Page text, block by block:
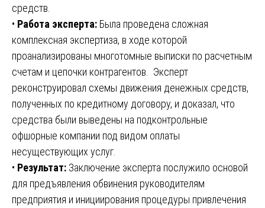
средств.
• Работа эксперта: Была проведена сложная
комплексная экспертиза, в ходе которой
проанализированы многотомные выписки по расчетным
счетам и цепочки контрагентов. Эксперт
реконструировал схемы движения денежных средств,
полученных по кредитному договору, и доказал, что
средства были выведены на подконтрольные
офшорные компании под видом оплаты
несуществующих услуг.
• Результат: Заключение эксперта послужило основой
для предъявления обвинения руководителям
предприятия и инициирования процедуры привлечения